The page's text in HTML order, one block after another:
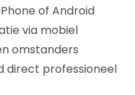
of Android
via mobiel
omstanders
direct professioneel